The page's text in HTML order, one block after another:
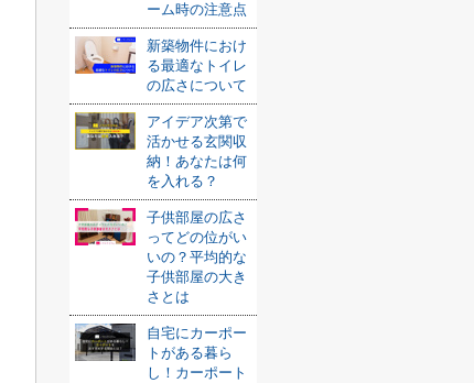
ーム時の注意点
新築物件におけ
る最適なトイレ
の広さについて
アイデア次第で
活かせる玄関収
納！あなたは何
を入れる？
子供部屋の広さ
ってどの位がい
いの？平均的な
子供部屋の大き
さとは
自宅にカーポー
トがある暮ら
し！カーポート